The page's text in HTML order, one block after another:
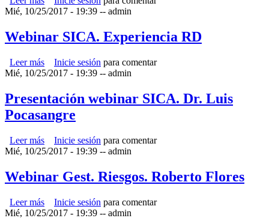
Mié, 10/25/2017 - 19:39 -- admin
Webinar SICA. Experiencia RD
Leer más sobre Webinar SICA. Experiencia RD
Inicie sesión para comentar
Mié, 10/25/2017 - 19:39 -- admin
Presentación webinar SICA. Dr. Luis
Pocasangre
Leer más sobre Presentación webinar SICA. Dr. Luis Pocasangre
Inicie sesión para comentar
Mié, 10/25/2017 - 19:39 -- admin
Webinar Gest. Riesgos. Roberto Flores
Leer más sobre Webinar Gest. Riesgos. Roberto Flores
Inicie sesión para comentar
Mié, 10/25/2017 - 19:39 -- admin